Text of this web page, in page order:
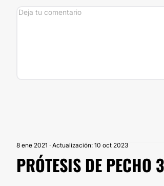
8 ene 2021 · Actualización: 10 oct 2023
PRÓTESIS DE PECHO